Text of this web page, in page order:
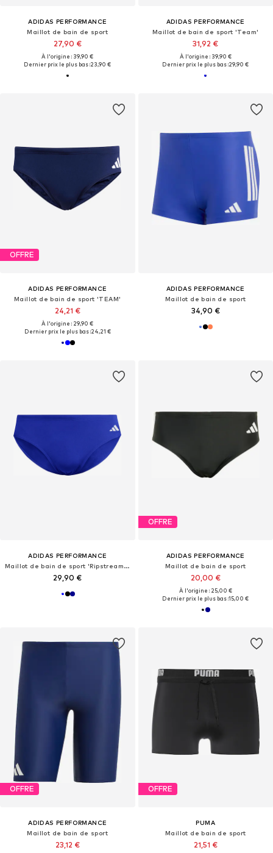
ADIDAS PERFORMANCE
Maillot de bain de sport
27,90 €
À l'origine : 39,90 €
Dernier prix le plus bas :23,90 €
ADIDAS PERFORMANCE
Maillot de bain de sport 'Team'
31,92 €
À l'origine : 39,90 €
Dernier prix le plus bas :29,90 €
OFFRE
ADIDAS PERFORMANCE
Maillot de bain de sport 'TEAM'
24,21 €
À l'origine : 29,90 €
Dernier prix le plus bas :24,21 €
ADIDAS PERFORMANCE
Maillot de bain de sport
34,90 €
ADIDAS PERFORMANCE
Maillot de bain de sport 'Ripstream Team'
29,90 €
OFFRE
ADIDAS PERFORMANCE
Maillot de bain de sport
20,00 €
À l'origine : 25,00 €
Dernier prix le plus bas :15,00 €
OFFRE
ADIDAS PERFORMANCE
Maillot de bain de sport
23,12 €
OFFRE
PUMA
Maillot de bain de sport
21,51 €